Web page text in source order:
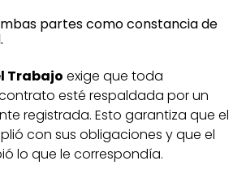
partes como constancia de
Trabajo exige que toda
esté respaldada por un
registrada. Esto garantiza que el
con sus obligaciones y que el
lo que le correspondía.